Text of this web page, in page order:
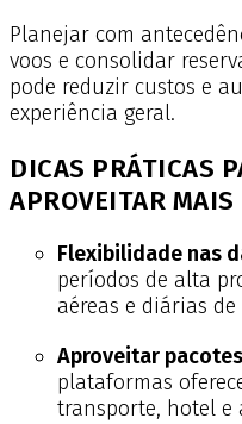
Planejar com
voos e consolidar
pode reduzir custos e
experiência geral.
DICAS PRÁTICAS
APROVEITAR MAIS
Flexibilidade nas
períodos de alta
aéreas e diárias de
Aproveitar
plataformas
transporte, hotel e